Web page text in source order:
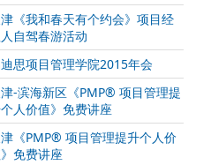
《我和春天有个约会》项目经
自驾春游活动
思项目管理学院2015年会
-滨海新区《PMP® 项目管理提
人价值》免费讲座
《PMP® 项目管理提升个人价
免费讲座